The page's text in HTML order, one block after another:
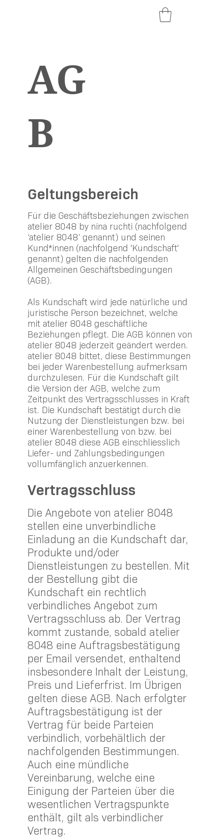
AG
B
Geltungsbereich
Für die Geschäftsbeziehungen zwischen
atelier 8048 by nina ruchti (nachfolgend
‘atelier 8048’ genannt) und seinen
Kund*innen (nachfolgend 'Kundschaft'
genannt) gelten die nachfolgenden
Allgemeinen Geschäftsbedingungen
(AGB).
Als Kundschaft wird jede natürliche und
juristische Person bezeichnet, welche
mit atelier 8048 geschäftliche
Beziehungen pflegt. Die AGB können von
atelier 8048 jederzeit geändert werden.
atelier 8048 bittet, diese Bestimmungen
bei jeder Warenbestellung aufmerksam
durchzulesen. Für die Kundschaft gilt
die Version der AGB, welche zum
Zeitpunkt des Vertragsschlusses in Kraft
ist. Die Kundschaft bestätigt durch die
Nutzung der Dienstleistungen bzw. bei
einer Warenbestellung von bzw. bei
atelier 8048 diese AGB einschliesslich
Liefer- und Zahlungsbedingungen
vollumfänglich anzuerkennen.
Vertragsschluss
Die Angebote von atelier 8048
stellen eine unverbindliche
Einladung an die Kundschaft dar,
Produkte und/oder
Dienstleistungen zu bestellen. Mit
der Bestellung gibt die
Kundschaft ein rechtlich
verbindliches Angebot zum
Vertragsschluss ab. Der Vertrag
kommt zustande, sobald atelier
8048 eine Auftragsbestätigung
per Email versendet, enthaltend
insbesondere Inhalt der Leistung,
Preis und Lieferfrist. Im Übrigen
gelten diese AGB. Nach erfolgter
Auftragsbestätigung ist der
Vertrag für beide Parteien
verbindlich, vorbehältlich der
nachfolgenden Bestimmungen.
Auch eine mündliche
Vereinbarung, welche eine
Einigung der Parteien über die
wesentlichen Vertragspunkte
enthält, gilt als verbindlicher
Vertrag.